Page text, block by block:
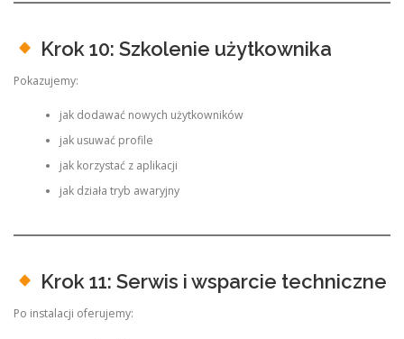
Krok 10: Szkolenie użytkownika
Pokazujemy:
jak dodawać nowych użytkowników
jak usuwać profile
jak korzystać z aplikacji
jak działa tryb awaryjny
Krok 11: Serwis i wsparcie techniczne
Po instalacji oferujemy: